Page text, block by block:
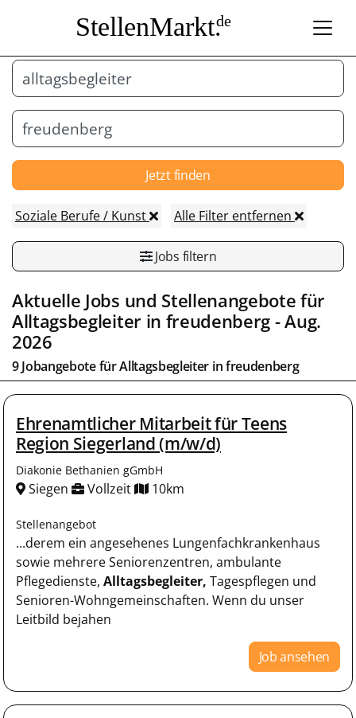
StellenMarkt.de
Jetzt finden
Soziale Berufe / Kunst Alle Filter entfernen
Jobs filtern
Aktuelle Jobs und Stellenangebote für
Alltagsbegleiter in freudenberg- Aug.
2026
9 Jobangebote fürAlltagsbegleiter infreudenberg
Ehrenamtlicher Mitarbeit für Teens
Region Siegerland (m/w/d)
Diakonie Bethanien gGmbH
Siegen Vollzeit 10km
Stellenangebot
...derem ein angesehenes Lungenfachkrankenhaus
sowie mehrere Seniorenzentren, ambulante
Pflegedienste, Alltagsbegleiter, Tagespflegen und
Senioren-Wohngemeinschaften. Wenn du unser
Leitbild bejahen
Job ansehen